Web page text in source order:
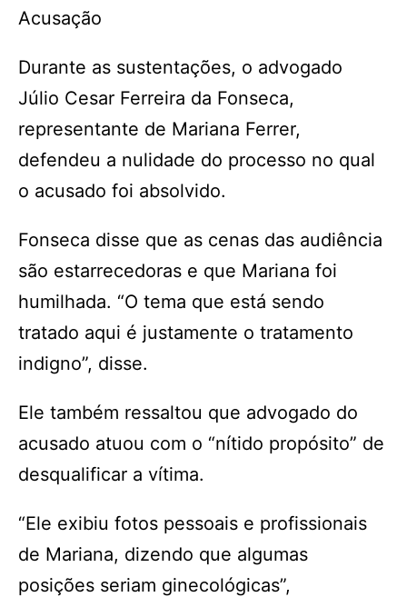
Acusação
Durante as sustentações, o advogado
Júlio Cesar Ferreira da Fonseca,
representante de Mariana Ferrer,
defendeu a nulidade do processo no qual
o acusado foi absolvido.
Fonseca disse que as cenas das audiência
são estarrecedoras e que Mariana foi
humilhada. “O tema que está sendo
tratado aqui é justamente o tratamento
indigno”, disse.
Ele também ressaltou que advogado do
acusado atuou com o “nítido propósito” de
desqualificar a vítima.
“Ele exibiu fotos pessoais e profissionais
de Mariana, dizendo que algumas
posições seriam ginecológicas”,